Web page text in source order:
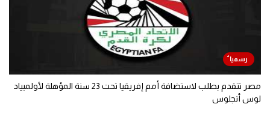
مصر تتقدم بطلب لاستضافة أمم إفريقيا تحت 23 سنة المؤهلة لأولمبياد
لوس أنجلوس